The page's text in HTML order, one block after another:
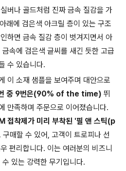
버나 골드처럼 진짜 금속 질감을 가
래에 검은색 아크릴 층이 있는 구조
하면 금속 질감 층이 벗겨지면서 아
속에 검은색 글씨를 새긴 듯한 고급
수 있습니다.
이 소재 샘플을 보여주며 대안으로
중 9번은(90% of the time) 뛰
만족하며 주문으로 이어졌습니다.
접착제가 미리 부착된 '필 앤 스틱(p
구매할 수 있어, 고객이 트로피나 선
편리합니다. 이는 여러분의 비즈니
있는 강력한 무기입니다.